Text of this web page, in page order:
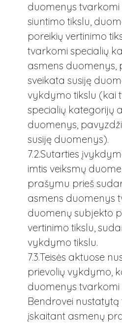
duomenys tvarkomi
siuntimo tikslu,
poreikių vertinimo
tvarkomi specialių
asmens duomenys,
sveikata susiję
vykdymo tikslu (kai
specialių kategorijų
duomenys,
susiję duomenys).
7.2.Sutarties
imtis veiksmų
prašymu prieš
asmens duomenys
duomenų subjekto
vertinimo tikslu,
vykdymo tikslu.
7.3.Teisės aktuose
prievolių vykdymo,
duomenys tvarkomi
Bendrovei nustatytą
įskaitant asmenų